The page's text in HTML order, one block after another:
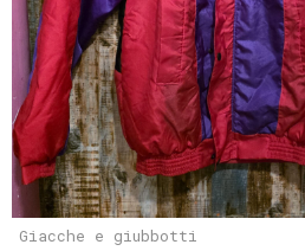
Giacche e giubbotti